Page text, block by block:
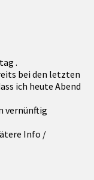
.
bei den letzten
ich heute Abend
vernünftig
Info /